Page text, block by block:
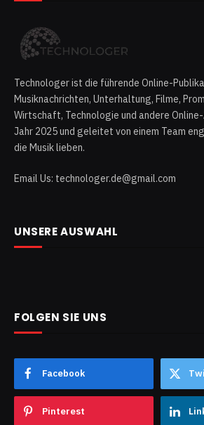
Technologer ist die führende Online-
Musiknachrichten, Unterhaltung, Filme,
Wirtschaft, Technologie und andere
Jahr 2025 und geleitet von einem Team
die Musik lieben.
Email Us: technologer.de@gmail.com
UNSERE AUSWAHL
FOLGEN SIE UNS
Facebook
Pinterest